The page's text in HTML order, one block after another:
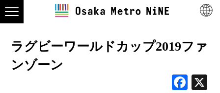
ラグビーワールドカップ2019ファ
ンゾーン